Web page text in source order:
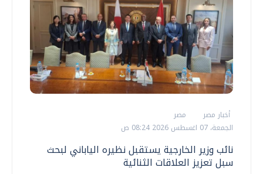
أخبار مصر
مصر
الجمعة، 07 اغسطس 2026 08:24 ص
نائب وزير الخارجية يستقبل نظيره الياباني لبحث
سبل تعزيز العلاقات الثنائية